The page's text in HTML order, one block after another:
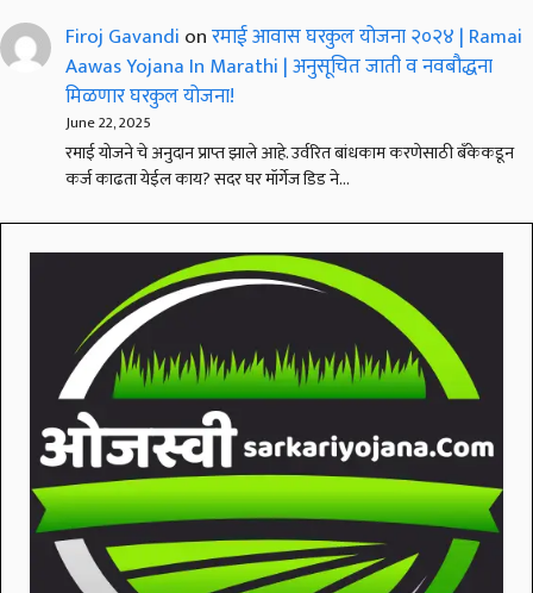
Firoj Gavandi onरमाई आवास घरकुल योजना २०२४ | Ramai
Aawas Yojana In Marathi | अनुसूचित जाती व नवबौद्धना
मिळणार घरकुल योजना!
June 22, 2025
रमाई योजने चे अनुदान प्राप्त झाले आहे. उर्वरित बांधकाम करणेसाठी बँकेकडून
कर्ज काढता येईल काय? सदर घर मॉर्गेज डिड ने…